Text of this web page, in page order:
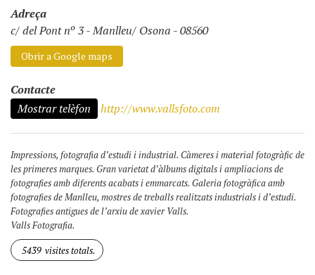
Adreça
c/ del Pont nº 3-Manlleu/ Osona - 08560
Obrir a Google maps
Contacte
Mostrar telèfon
http://www.vallsfoto.com
Impressions, fotografia d’estudi i industrial. Càmeres i material fotogràfic de
les primeres marques. Gran varietat d’àlbums digitals i ampliacions de
fotografies amb diferents acabats i emmarcats. Galeria fotogràfica amb
fotografies de Manlleu, mostres de treballs realitzats industrials i d’estudi.
Fotografies antigues de l’arxiu de xavier Valls.
Valls Fotografia.
5439 visites totals.